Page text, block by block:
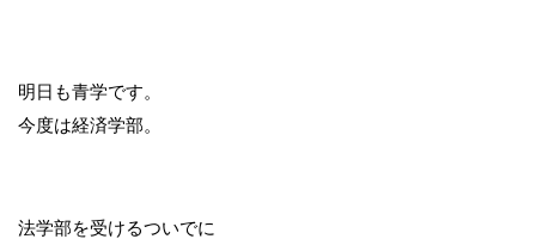
明日も青学です。
今度は経済学部。
法学部を受けるついでに